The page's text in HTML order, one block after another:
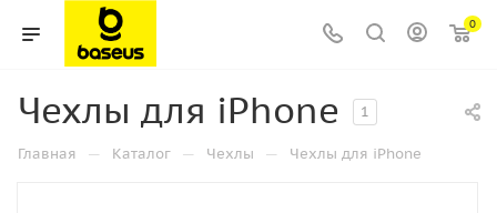
0
Чехлы для iPhone 1
Главная — Каталог — Чехлы — Чехлы для iPhone